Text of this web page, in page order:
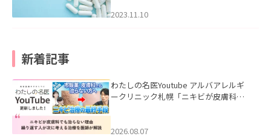
2023.11.10
新着記事
わたしの名医Youtube アルバアレルギ
ークリニック札幌「ニキビが皮膚科で
ました。
2026.08.07